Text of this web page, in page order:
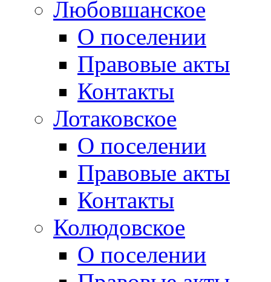
Любовшанское
О поселении
Правовые акты
Контакты
Лотаковское
О поселении
Правовые акты
Контакты
Колюдовское
О поселении